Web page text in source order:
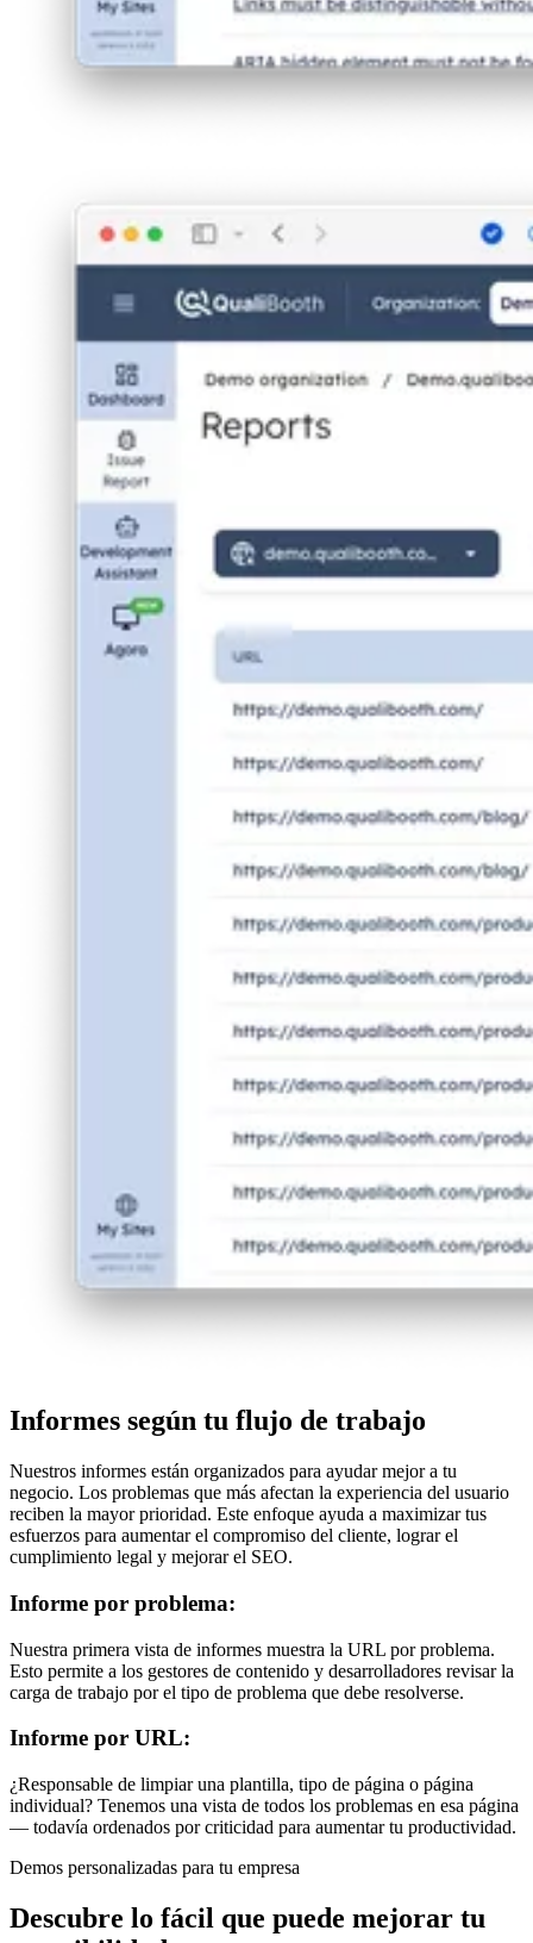
Informes según tu flujo de trabajo
Nuestros informes están organizados para ayudar mejor a tu
negocio. Los problemas que más afectan la experiencia del usuario
reciben la mayor prioridad. Este enfoque ayuda a maximizar tus
esfuerzos para aumentar el compromiso del cliente, lograr el
cumplimiento legal y mejorar el SEO.
Informe por problema:
Nuestra primera vista de informes muestra la URL por problema.
Esto permite a los gestores de contenido y desarrolladores revisar la
carga de trabajo por el tipo de problema que debe resolverse.
Informe por URL:
¿Responsable de limpiar una plantilla, tipo de página o página
individual? Tenemos una vista de todos los problemas en esa página
— todavía ordenados por criticidad para aumentar tu productividad.
Demos personalizadas para tu empresa
Descubre lo fácil que puede mejorar tu